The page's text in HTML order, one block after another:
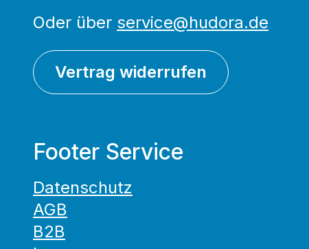
Oder über service@hudora.de
Vertrag widerrufen
Footer Service
Datenschutz
AGB
B2B